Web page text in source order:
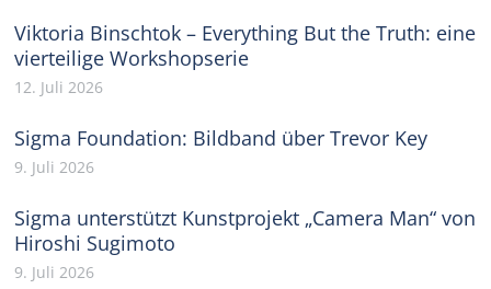
Viktoria Binschtok – Everything But the Truth: eine
vierteilige Workshopserie
12. Juli 2026
Sigma Foundation: Bildband über Trevor Key
9. Juli 2026
Sigma unterstützt Kunstprojekt „Camera Man“ von
Hiroshi Sugimoto
9. Juli 2026